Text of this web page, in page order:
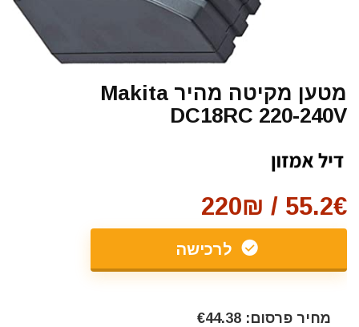
מטען מקיטה מהיר Makita
DC18RC 220-240V
55.2€ / 220₪
לרכישה
מחיר פרסום: €44.38